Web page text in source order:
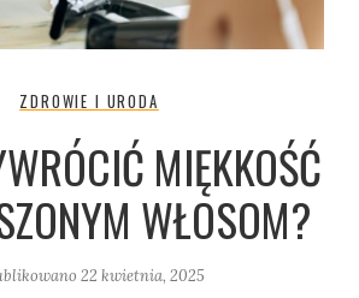
ZDROWIE I URODA
MIĘKKOŚĆ
WŁOSOM?
22 kwietnia, 2025